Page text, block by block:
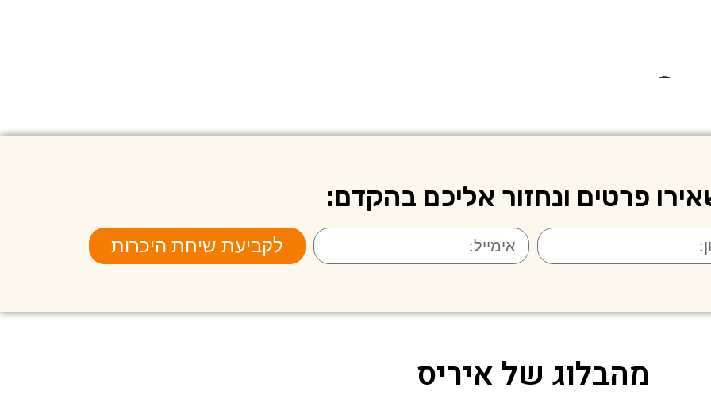
פרטים ונחזור אליכם בהקדם:
לקביעת שיחת היכרות
מהבלוג של איריס